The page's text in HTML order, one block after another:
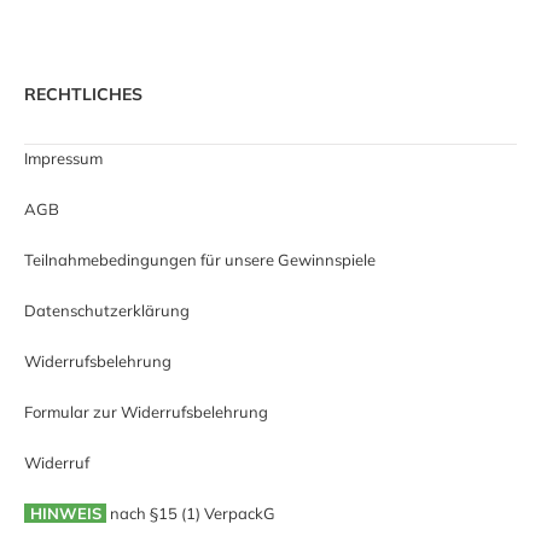
RECHTLICHES
Impressum
AGB
Teilnahmebedingungen für unsere Gewinnspiele
Datenschutzerklärung
Widerrufsbelehrung
Formular zur Widerrufsbelehrung
Widerruf
HINWEIS nach §15 (1) VerpackG